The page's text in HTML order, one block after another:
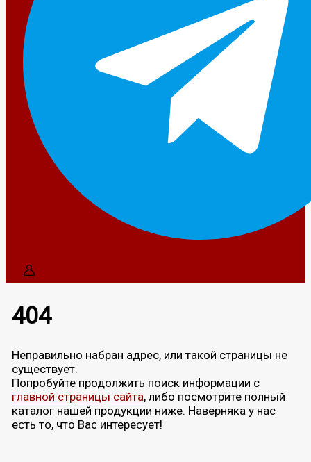
404
Неправильно набран адрес, или такой страницы не
существует.
Попробуйте продолжить поиск информации с
главной страницы сайта, либо посмотрите полный
каталог нашей продукции ниже. Наверняка у нас
есть то, что Вас интересует!